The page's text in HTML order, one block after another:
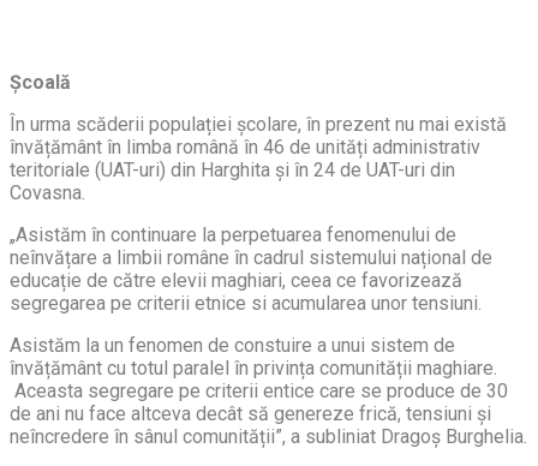
Școală
În urma scăderii populației școlare, în prezent nu mai există
învățământ în limba română în 46 de unități administrativ
teritoriale (UAT-uri) din Harghita și în 24 de UAT-uri din
Covasna.
„Asistăm în continuare la perpetuarea fenomenului de
neînvățare a limbii române în cadrul sistemului național de
educație de către elevii maghiari, ceea ce favorizează
segregarea pe criterii etnice si acumularea unor tensiuni.
Asistăm la un fenomen de constuire a unui sistem de
învățământ cu totul paralel în privința comunității maghiare.
Aceasta segregare pe criterii entice care se produce de 30
de ani nu face altceva decât să genereze frică, tensiuni și
neîncredere în sânul comunității”, a subliniat Dragoș Burghelia.